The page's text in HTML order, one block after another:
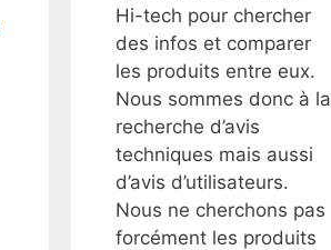
Hi-tech pour chercher
des infos et comparer
les produits entre eux.
Nous sommes donc à la
recherche d’avis
techniques mais aussi
d’avis d’utilisateurs.
Nous ne cherchons pas
forcément les produits